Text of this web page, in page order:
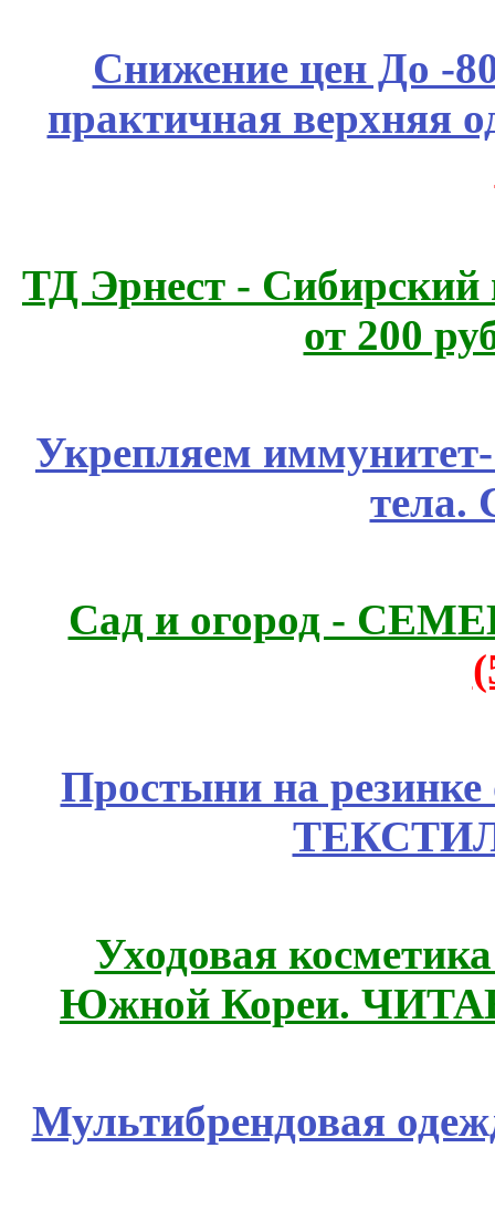
Снижение цен До -
практичная верхняя
ТД Эрнест - Сибирский
от 200
Укрепляем
тела.
Сад и огород -
Простыни на
Уходовая
Южной Кореи.
Мультибрендовая